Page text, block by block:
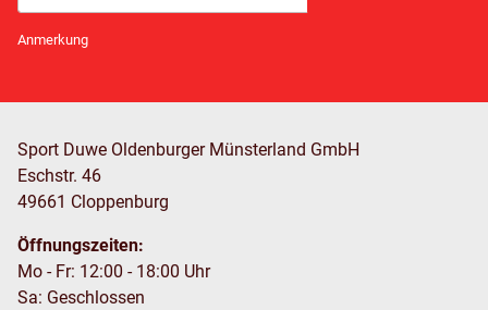
Anmerkung
Sport Duwe Oldenburger Münsterland GmbH
Eschstr. 46
49661 Cloppenburg
Öffnungszeiten:
Mo - Fr: 12:00 - 18:00 Uhr
Sa: Geschlossen